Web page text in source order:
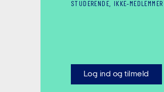
STUDERENDE, IKKE-MEDLEMMER
Log ind og tilmeld